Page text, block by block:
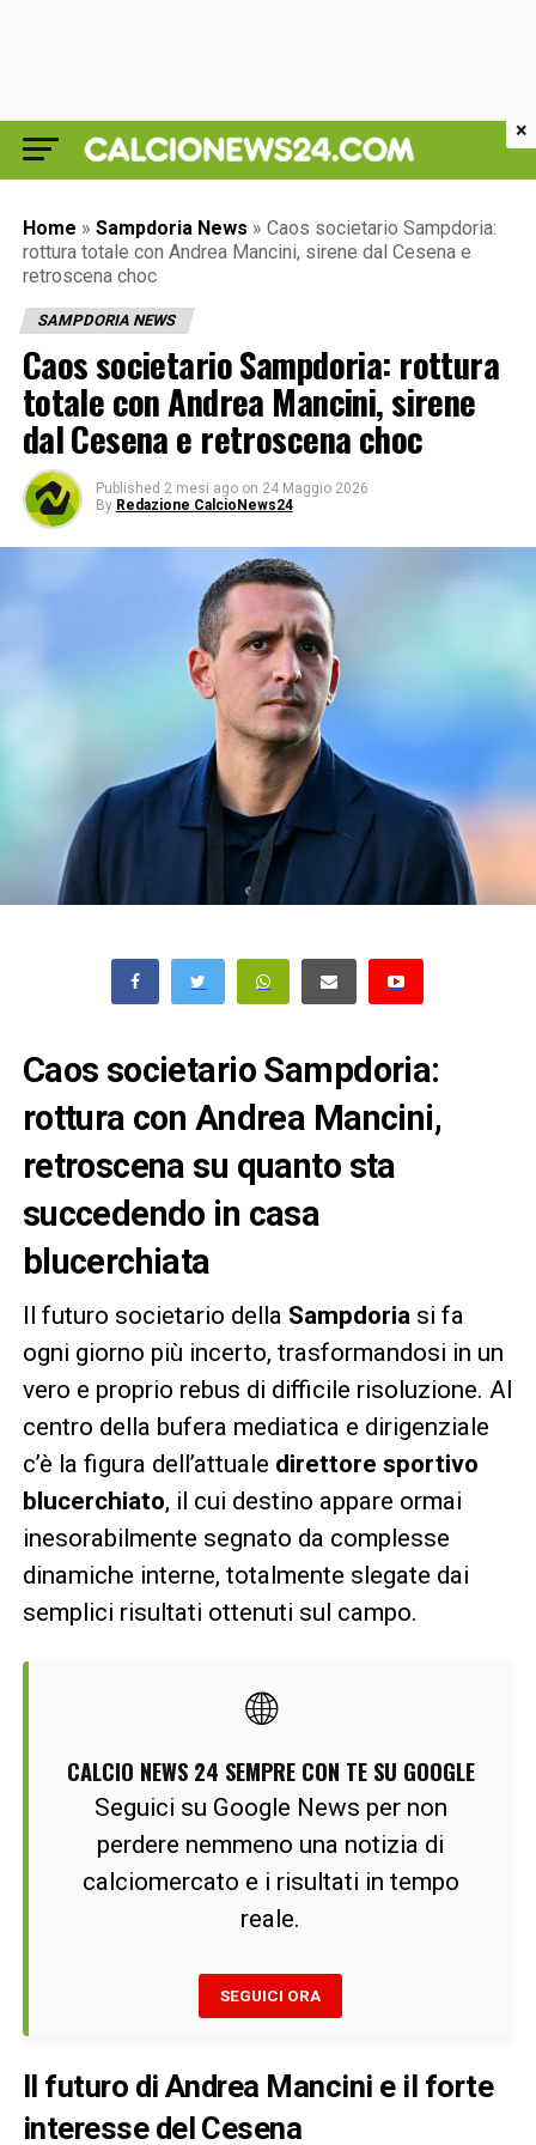
Home » Sampdoria News » Caos societario Sampdoria:
rottura totale con Andrea Mancini, sirene dal Cesena e
retroscena choc
SAMPDORIA NEWS
Caos societario Sampdoria: rottura
totale con Andrea Mancini, sirene
dal Cesena e retroscena choc
Published 2 mesi ago on 24 Maggio 2026
By Redazione CalcioNews24
Caos societario Sampdoria:
rottura con Andrea Mancini,
retroscena su quanto sta
succedendo in casa
blucerchiata
Il futuro societario della Sampdoriasi fa
ogni giorno più incerto, trasformandosi in un
vero e proprio rebus di difficile risoluzione. Al
centro della bufera mediatica e dirigenziale
c’è la figura dell’attuale direttore sportivo
blucerchiato, il cui destino appare ormai
inesorabilmente segnato da complesse
dinamiche interne, totalmente slegate dai
semplici risultati ottenuti sul campo.
🌐
CALCIO NEWS 24 SEMPRE CON TE SU GOOGLE
Seguici su Google News per non
perdere nemmeno una notizia di
calciomercato e i risultati in tempo
reale.
SEGUICI ORA
Il futuro di Andrea Mancini e il forte
interesse del Cesena
×